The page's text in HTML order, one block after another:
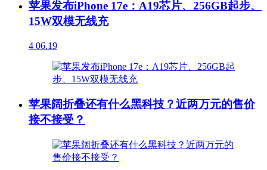
苹果发布iPhone 17e：A19芯片、256GB起步、
15W双模无线充
4 06.19
苹果阔折叠还有什么黑科技？近两万元的售价
接不接受？